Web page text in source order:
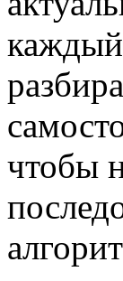
чтобы